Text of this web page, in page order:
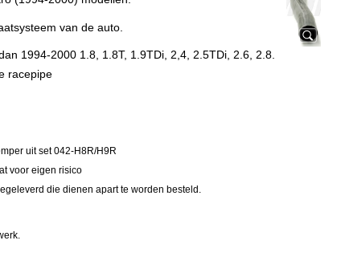
van de auto.
1994-2000 1.8, 1.8T, 1.9TDi, 2,4, 2.5TDi, 2.6, 2.8.
racepipe
uit set 042-H8R/H9R
voor eigen risico
die dienen apart te worden besteld.